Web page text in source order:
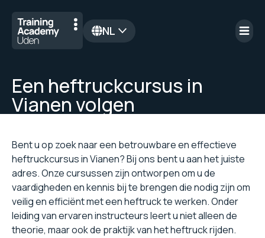
NL
Een heftruckcursus in
Vianen volgen
Bent u op zoek naar een betrouwbare en effectieve
heftruckcursus in Vianen? Bij ons bent u aan het juiste
adres. Onze cursussen zijn ontworpen om u de
vaardigheden en kennis bij te brengen die nodig zijn om
veilig en efficiënt met een heftruck te werken. Onder
leiding van ervaren instructeurs leert u niet alleen de
theorie, maar ook de praktijk van het heftruck rijden.